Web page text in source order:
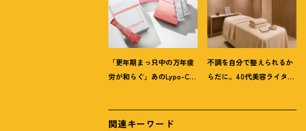
「更年期まっ只中の万年疲
労が和らぐ」あのLypo-C新
不調を自分で整えられるか
らだに。40代美容ライター
関連キーワード